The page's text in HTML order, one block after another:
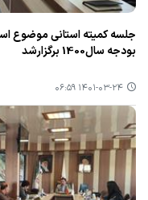
بودجه سال1400 برگزارشد
۱۴۰۱-۰۳-۲۴ ۰۶:۵۹